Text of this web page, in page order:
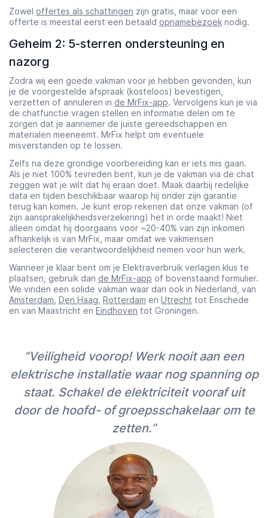
Zowel offertes als schattingen zijn gratis, maar voor een
offerte is meestal eerst een betaald opnamebezoek nodig.
Geheim 2: 5-sterren ondersteuning en
nazorg
Zodra wij een goede vakman voor je hebben gevonden, kun
je de voorgestelde afspraak (kosteloos) bevestigen,
verzetten of annuleren in de MrFix-app. Vervolgens kun je via
de chatfunctie vragen stellen en informatie delen om te
zorgen dat je aannemer de juiste gereedschappen en
materialen meeneemt. MrFix helpt om eventuele
misverstanden op te lossen.
Zelfs na deze grondige voorbereiding kan er iets mis gaan.
Als je niet 100% tevreden bent, kun je de vakman via de chat
zeggen wat je wilt dat hij eraan doet. Maak daarbij redelijke
data en tijden beschikbaar waarop hij onder zijn garantie
terug kan komen. Je kunt erop rekenen dat onze vakman (of
zijn aansprakelijkheidsverzekering) het in orde maakt! Niet
alleen omdat hij doorgaans voor ~20-40% van zijn inkomen
afhankelijk is van MrFix, maar omdat we vakmensen
selecteren die verantwoordelijkheid nemen voor hun werk.
Wanneer je klaar bent om je Elektraverbruik verlagen klus te
plaatsen, gebruik dan de MrFix-app of bovenstaand formulier.
We vinden een solide vakman waar dan ook in Nederland, van
Amsterdam Den Haag Rotterdam en Utrecht tot Enschede
en van Maastricht en Eindhoven tot Groningen.
“Veiligheid voorop! Werk nooit aan een
elektrische installatie waar nog spanning op
staat. Schakel de elektriciteit vooraf uit
door de hoofd- of groepsschakelaar om te
zetten.”